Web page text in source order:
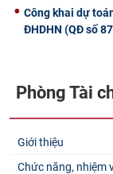
Công khai dự
ĐHDHN (QĐ số
Phòng Tài
Giới thiệu
Chức năng, nhiệm